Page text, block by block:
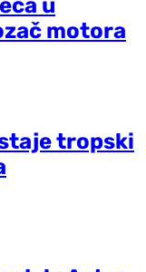
u
motora
tropski